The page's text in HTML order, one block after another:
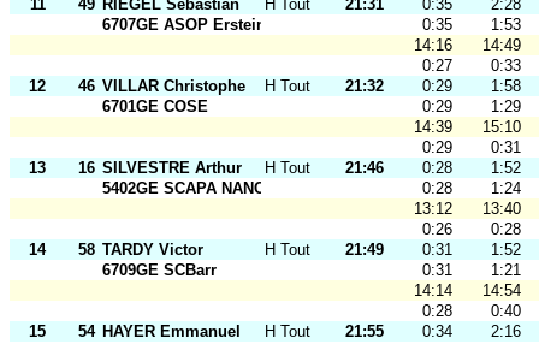
11
49 RIEGEL Sebastian H Tout Ages21:31 0:35
2:28
6707GE ASOP Erstein
0:35
1:53
14:16
14:49
0:27
0:33
12
46 VILLAR Christophe H Tout Ages21:32 0:29
1:58
6701GE COSE
0:29
1:29
14:39
15:10
0:29
0:31
13
16 SILVESTRE Arthur H Tout Ages21:46 0:28
1:52
5402GE SCAPA NANCY
0:28
1:24
13:12
13:40
0:26
0:28
14
58 TARDY Victor H Tout Ages21:49 0:31
1:52
6709GE SCBarr
0:31
1:21
14:14
14:54
0:28
0:40
15
54 HAYER Emmanuel H Tout Ages21:55 0:34
2:16